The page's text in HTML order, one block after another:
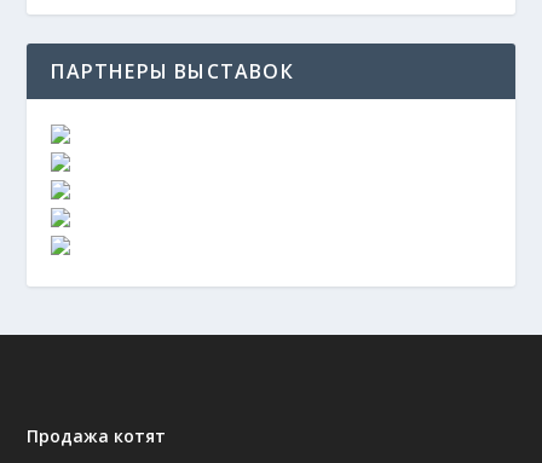
ПАРТНЕРЫ ВЫСТАВОК
Продажа котят